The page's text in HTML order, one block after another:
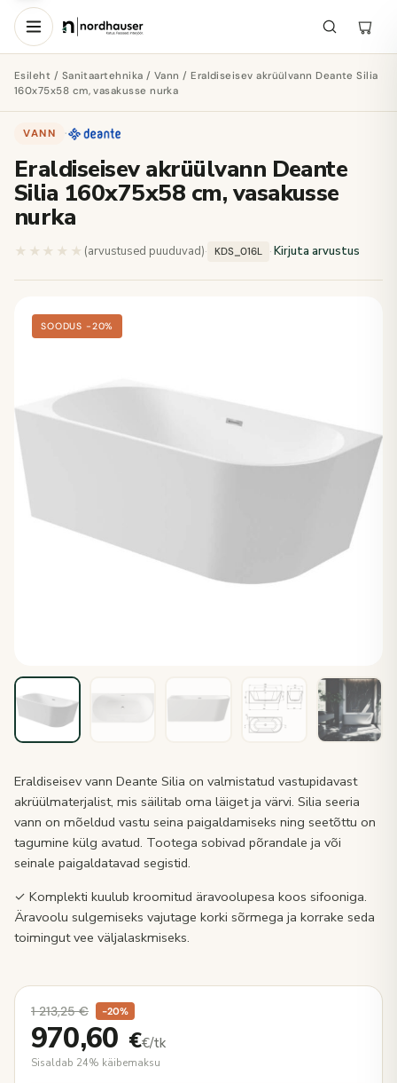
Esileht / Sanitaartehnika / Vann / Eraldiseisev akrüülvann Deante Silia
160x75x58 cm, vasakusse nurka
VANN ·
Eraldiseisev akrüülvann Deante
Silia 160x75x58 cm, vasakusse
nurka
★★★★★ ★★★★★
(arvustused puuduvad)· KDS_016L ·Kirjuta arvustus
SOODUS −20%
Eraldiseisev vann Deante Silia on valmistatud vastupidavast
akrüülmaterjalist, mis säilitab oma läiget ja värvi. Silia seeria
vann on mõeldud vastu seina paigaldamiseks ning seetõttu on
tagumine külg avatud. Tootega sobivad põrandale ja või
seinale paigaldatavad segistid.
✓ Komplekti kuulub kroomitud äravoolupesa koos sifooniga.
Äravoolu sulgemiseks vajutage korki sõrmega ja korrake seda
toimingut vee väljalaskmiseks.
1 213,25€ −20%
970,60 €€/tk
Sisaldab 24% käibemaksu